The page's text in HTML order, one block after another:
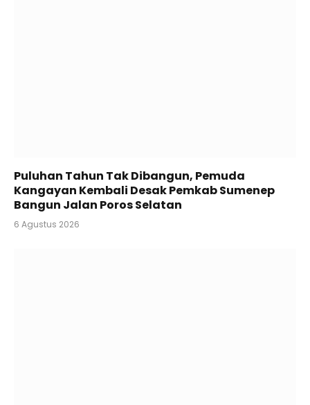
Puluhan Tahun Tak Dibangun, Pemuda
Kangayan Kembali Desak Pemkab Sumenep
Bangun Jalan Poros Selatan
6 Agustus 2026